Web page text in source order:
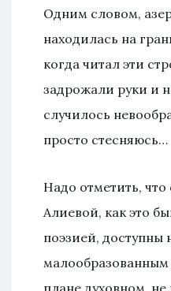
Одним словом,
находилась на
когда читал эти
задрожали руки и
случилось
просто стесняюсь…
Надо отметить,
Алиевой, как это
поэзией, доступны
плане духовном,